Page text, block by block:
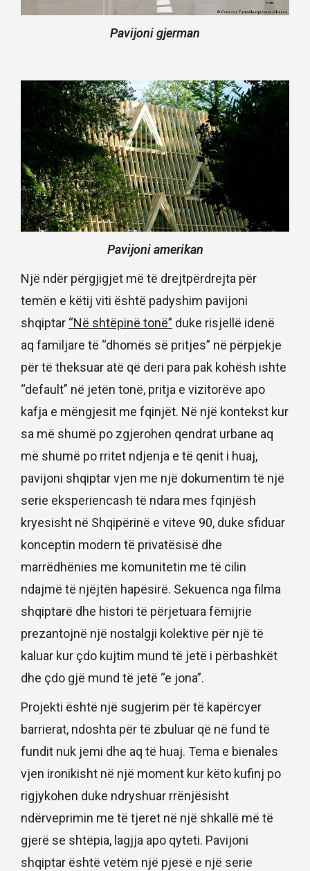
Pavijoni gjerman
Pavijoni amerikan
Një ndër përgjigjet më të drejtpërdrejta për
temën e këtij viti është padyshim pavijoni
shqiptar “Në shtëpinë tonë” duke risjellë idenë
aq familjare të “dhomës së pritjes” në përpjekje
për të theksuar atë që deri para pak kohësh ishte
“default” në jetën tonë, pritja e vizitorëve apo
kafja e mëngjesit me fqinjët. Në një kontekst kur
sa më shumë po zgjerohen qendrat urbane aq
më shumë po rritet ndjenja e të qenit i huaj,
pavijoni shqiptar vjen me një dokumentim të një
serie eksperiencash të ndara mes fqinjësh
kryesisht në Shqipërinë e viteve 90, duke sfiduar
konceptin modern të privatësisë dhe
marrëdhënies me komunitetin me të cilin
ndajmë të njëjtën hapësirë. Sekuenca nga filma
shqiptarë dhe histori të përjetuara fëmijrie
prezantojnë një nostalgji kolektive për një të
kaluar kur çdo kujtim mund të jetë i përbashkët
dhe çdo gjë mund të jetë “e jona”.
Projekti është një sugjerim për të kapërcyer
barrierat, ndoshta për të zbuluar që në fund të
fundit nuk jemi dhe aq të huaj. Tema e bienales
vjen ironikisht në një moment kur këto kufinj po
rigjykohen duke ndryshuar rrënjësisht
ndërveprimin me të tjeret në një shkallë më të
gjerë se shtëpia, lagjja apo qyteti. Pavijoni
shqiptar është vetëm një pjesë e një serie